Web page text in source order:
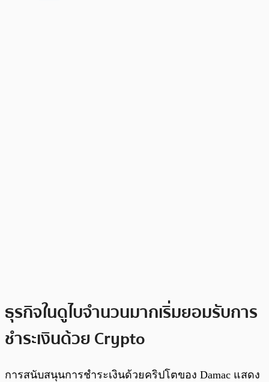
ธุรกิจในดูไบจำนวนมากเริ่มยอมรับการ
ชำระเงินด้วย Crypto
การสนับสนุนการชำระเงินด้วยคริปโตของ Damac แสดง